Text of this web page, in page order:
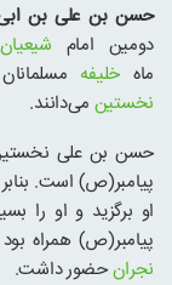
حسن بن علی بن
دومین امام شیعیان
ماهخلیفه
نخستین می‌دانند.
حسن بن علی
پیامبر(ص) است.
او برگزید و او را
پیامبر(ص) همراه
نجرانحضور داشت.